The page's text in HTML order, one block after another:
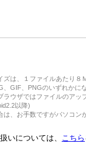
は、１ファイルあたり８
GIF、PNGのいずれかに
ウザではファイルのアッ
以降)
、お手数ですがパソコン
いについては、 こちら